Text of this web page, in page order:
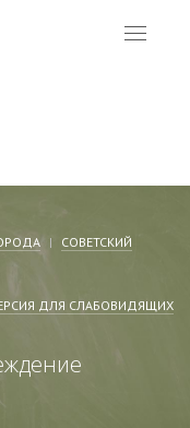
Меню
СОВЕТСКИЙ
ДЛЯ СЛАБОВИДЯЩИХ